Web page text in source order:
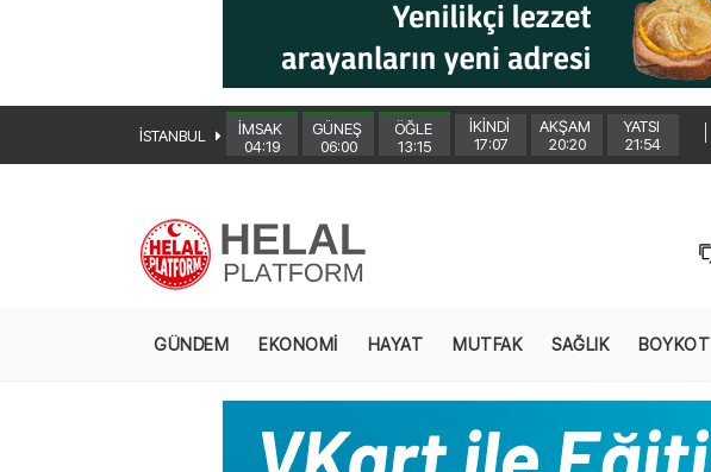
İSTANBUL
İMSAK
04:19
GÜNEŞ
06:00
ÖĞLE
13:15
İKİNDİ
17:07
AKŞAM
20:20
YATSI
21:54
GÜNDEM EKONOMİ HAYAT MUTFAK SAĞLIK BOYKOT